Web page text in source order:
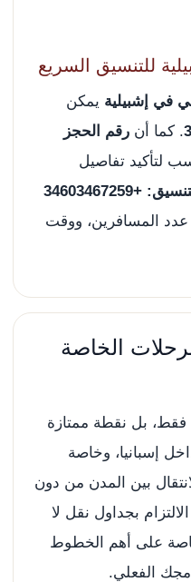
للتنسيق السريع
في إشبيلية يمكن
. كما أن رقم الحجز
لتأكيد تفاصيل
عدد المسافرين، ووقت
الخاصة
بل نقطة ممتازة
إسبانيا، وخاصة
بين المدن من دون
بجداول نقل لا
خاصة على أهم الخطوط
الفعلي.